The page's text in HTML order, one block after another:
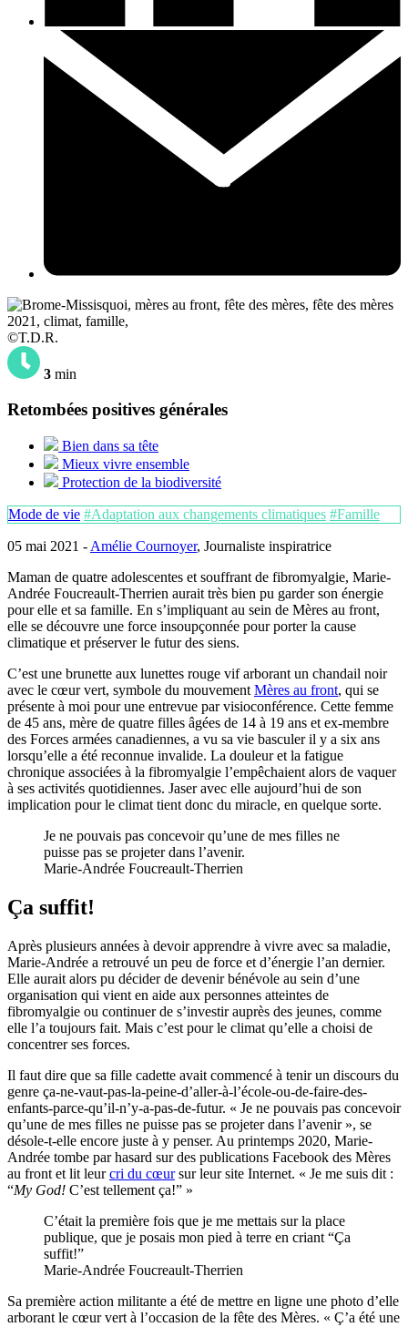
©T.D.R.
3 min
Retombées positives générales
Bien dans sa tête
Mieux vivre ensemble
Protection de la biodiversité
Mode de vie #Adaptation aux changements climatiques #Famille
05 mai 2021 -Amélie Cournoyer, Journaliste inspiratrice
Maman de quatre adolescentes et souffrant de fibromyalgie, Marie-
Andrée Foucreault-Therrien aurait très bien pu garder son énergie
pour elle et sa famille. En s’impliquant au sein de Mères au front,
elle se découvre une force insoupçonnée pour porter la cause
climatique et préserver le futur des siens.
C’est une brunette aux lunettes rouge vif arborant un chandail noir
avec le cœur vert, symbole du mouvementMères au front, qui se
présente à moi pour une entrevue par visioconférence. Cette femme
de 45 ans, mère de quatre filles âgées de 14 à 19 ans et ex-membre
des Forces armées canadiennes, a vu sa vie basculer il y a six ans
lorsqu’elle a été reconnue invalide. La douleur et la fatigue
chronique associées à la fibromyalgie l’empêchaient alors de vaquer
à ses activités quotidiennes. Jaser avec elle aujourd’hui de son
implication pour le climat tient donc du miracle, en quelque sorte.
Je ne pouvais pas concevoir qu’une de mes filles ne
puisse pas se projeter dans l’avenir.
Marie-Andrée Foucreault-Therrien
Ça suffit!
Après plusieurs années à devoir apprendre à vivre avec sa maladie,
Marie-Andrée a retrouvé un peu de force et d’énergie l’an dernier.
Elle aurait alors pu décider de devenir bénévole au sein d’une
organisation qui vient en aide aux personnes atteintes de
fibromyalgie ou continuer de s’investir auprès des jeunes, comme
elle l’a toujours fait. Mais c’est pour le climat qu’elle a choisi de
concentrer ses forces.
Il faut dire que sa fille cadette avait commencé à tenir un discours du
genre ça-ne-vaut-pas-la-peine-d’aller-à-l’école-ou-de-faire-des-
enfants-parce-qu’il-n’y-a-pas-de-futur. « Je ne pouvais pas concevoir
qu’une de mes filles ne puisse pas se projeter dans l’avenir », se
désole-t-elle encore juste à y penser. Au printemps 2020, Marie-
Andrée tombe par hasard sur des publications Facebook des Mères
au front et lit leurcri du cœursur leur site Internet. « Je me suis dit :
“My God! C’est tellement ça!” »
C’était la première fois que je me mettais sur la place
publique, que je posais mon pied à terre en criant “Ça
suffit!”
Marie-Andrée Foucreault-Therrien
Sa première action militante a été de mettre en ligne une photo d’elle
arborant le cœur vert à l’occasion de la fête des Mères. « Ç’a été une